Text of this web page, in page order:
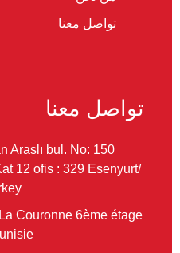
تواصل معنا
تواصل معنا
Araslı bul. No: 150
12 ofis : 329 Esenyurt/
Couronne 6ème étage